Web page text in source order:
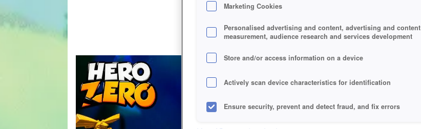
Marketing Cookies
Personalised advertising and content, advertising and content
measurement, audience research and services development
Store and/or access information on a device
Actively scan device characteristics for identification
Ensure security, prevent and detect fraud, and fix errors